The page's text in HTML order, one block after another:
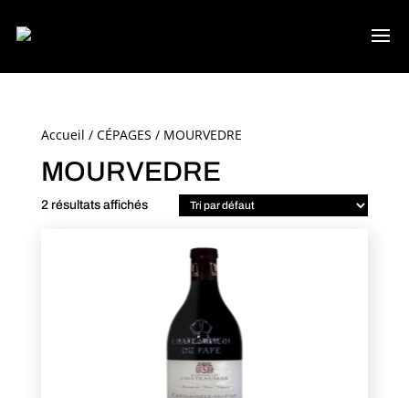
Accueil / CÉPAGES / MOURVEDRE
MOURVEDRE
2 résultats affichés